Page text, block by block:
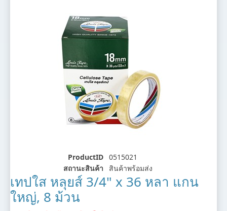
ProductID 0515021
สถานะสินค้า
สินค้าพร้อมส่ง
เทปใส หลุยส์ 3/4" x 36 หลา แกน
ใหญ่, 8 ม้วน